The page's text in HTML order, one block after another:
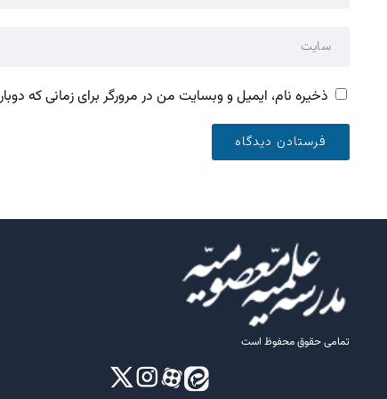
ذخیره نام، ایمیل و وبسایت من در مرورگر برای زمانی که
تمامی حقوق محفوظ است